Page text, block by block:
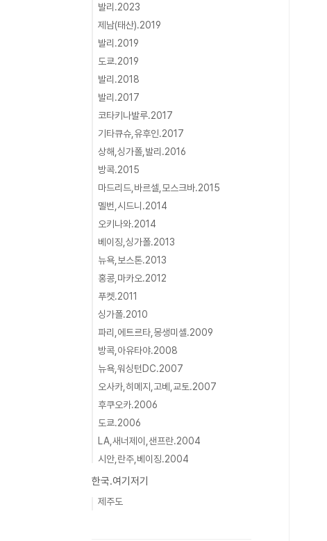
발리.2023
제남(태산).2019
발리.2019
도쿄.2019
발리.2018
발리.2017
코타키나발루.2017
기타큐슈,유후인.2017
상해,싱가폴,발리.2016
방콕.2015
마드리드,바르셀,모스크바.2015
멜번,시드니.2014
오키나와.2014
베이징,싱가폴.2013
뉴욕,보스톤.2013
홍콩,마카오.2012
푸켓.2011
싱가폴.2010
파리,에트르타,몽생미셸.2009
방콕,아유타야.2008
뉴욕,워싱턴DC.2007
오사카,히메지,고베,교토.2007
후쿠오카.2006
도쿄.2006
LA,새너제이,샌프란.2004
시안,란주,베이징.2004
한국.여기저기
제주도